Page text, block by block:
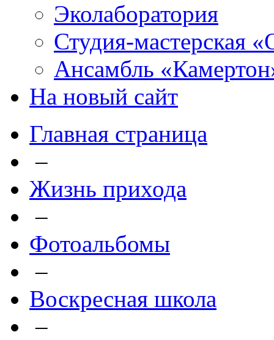
Эколаборатория
Студия-мастерская
Ансамбль
На новый сайт
Главная страница
–
Жизнь прихода
–
Фотоальбомы
–
Воскресная школа
–